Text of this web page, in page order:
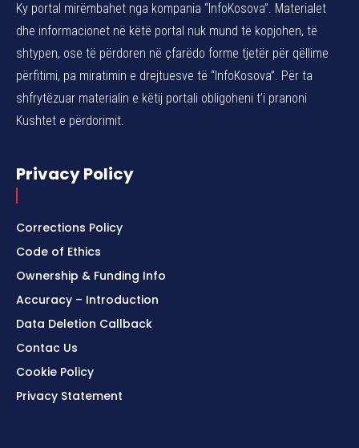
Ky portal mirëmbahet nga kompania “InfoKosova”. Materialet
dhe informacionet në këtë portal nuk mund të kopjohen, të
shtypen, ose të përdoren në çfarëdo forme tjetër për qëllime
përfitimi, pa miratimin e drejtuesve të “InfoKosova”. Për ta
shfrytëzuar materialin e këtij portali obligoheni t’i pranoni
Kushtet e përdorimit.
Privacy Policy
Corrections Policy
Code of Ethics
Ownership & Funding Info
Accuracy – Introduction
Data Deletion Callback
Contac Us
Cookie Policy
Privacy Statement